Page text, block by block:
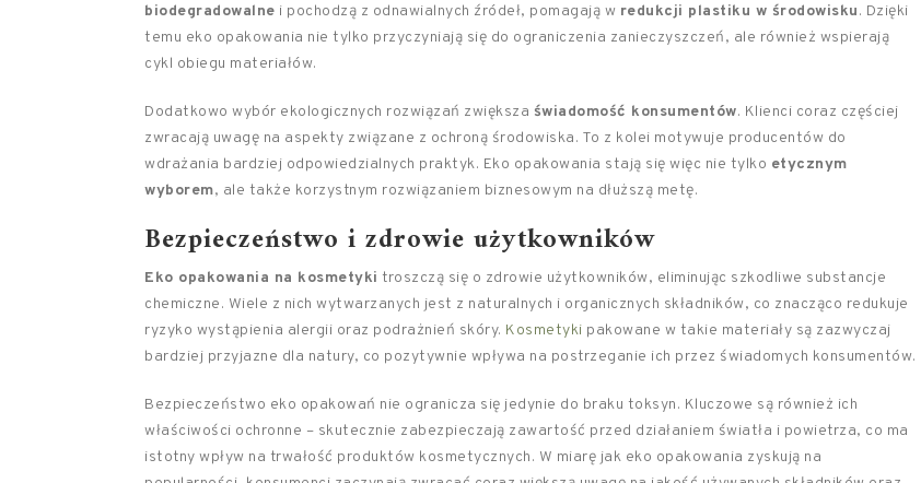
biodegradowalne i pochodzą z odnawialnych źródeł, pomagają w redukcji plastiku w środowisku. Dzięki
temu eko opakowania nie tylko przyczyniają się do ograniczenia zanieczyszczeń, ale również wspierają
cykl obiegu materiałów.
Dodatkowo wybór ekologicznych rozwiązań zwiększa świadomość konsumentów. Klienci coraz częściej
zwracają uwagę na aspekty związane z ochroną środowiska. To z kolei motywuje producentów do
wdrażania bardziej odpowiedzialnych praktyk. Eko opakowania stają się więc nie tylko etycznym
wyborem, ale także korzystnym rozwiązaniem biznesowym na dłuższą metę.
Bezpieczeństwo i zdrowie użytkowników
Eko opakowania na kosmetyki troszczą się o zdrowie użytkowników, eliminując szkodliwe substancje
chemiczne. Wiele z nich wytwarzanych jest z naturalnych i organicznych składników, co znacząco redukuje
ryzyko wystąpienia alergii oraz podrażnień skóry. Kosmetyki pakowane w takie materiały są zazwyczaj
bardziej przyjazne dla natury, co pozytywnie wpływa na postrzeganie ich przez świadomych konsumentów.
Bezpieczeństwo eko opakowań nie ogranicza się jedynie do braku toksyn. Kluczowe są również ich
właściwości ochronne – skutecznie zabezpieczają zawartość przed działaniem światła i powietrza, co ma
istotny wpływ na trwałość produktów kosmetycznych. W miarę jak eko opakowania zyskują na